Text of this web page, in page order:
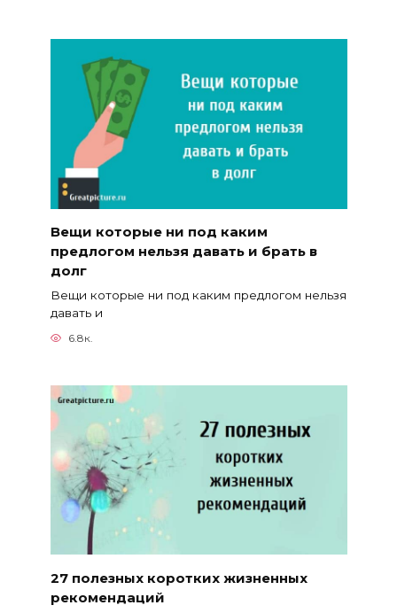
Вещи которые ни под каким
предлогом нельзя давать и брать в
долг
Вещи которые ни под каким предлогом нельзя
давать и
6.8к.
27 полезных коротких жизненных
рекомендаций